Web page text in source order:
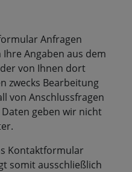
Anfragen
Angaben aus dem
von Ihnen dort
zwecks Bearbeitung
von Anschlussfragen
geben wir nicht
Kontaktformular
somit ausschließlich